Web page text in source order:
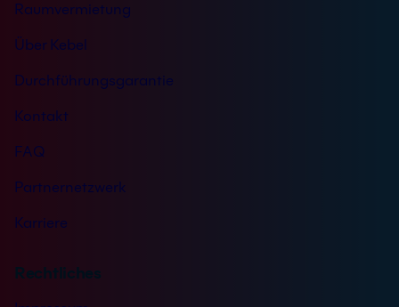
Raumvermietung
Über Kebel
Durchführungsgarantie
Kontakt
FAQ
Partnernetzwerk
Karriere
Rechtliches